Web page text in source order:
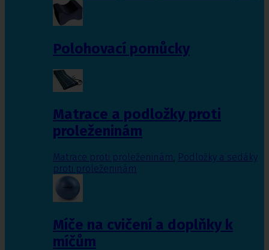
Polohovací pomůcky
Matrace a podložky proti
proleženinám
Matrace proti proleženinám, Podložky a sedáky
proti proleženinám
Míče na cvičení a doplňky k
míčům